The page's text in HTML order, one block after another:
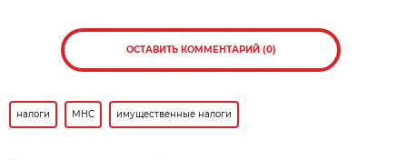
ОСТАВИТЬ КОММЕНТАРИЙ (0)
налоги МНС имущественные налоги